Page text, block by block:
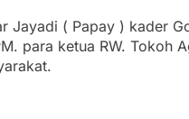
Jayadi ( Papay ) kader
para ketua RW. Tokoh